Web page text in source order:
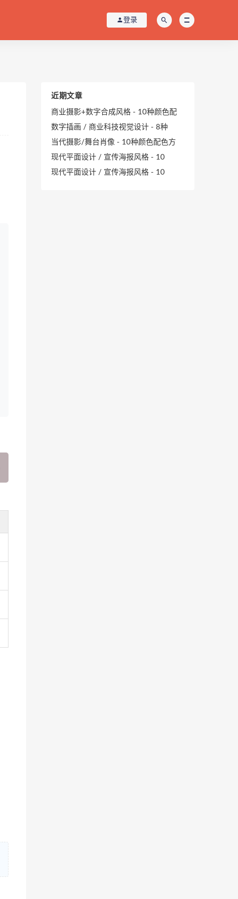
登录
近期文章
商业摄影+数字合成风格 - 10种颜色配
数字插画 / 商业科技视觉设计 - 8种
当代摄影/舞台肖像 - 10种颜色配色方
现代平面设计 / 宣传海报风格 - 10
现代平面设计 / 宣传海报风格 - 10